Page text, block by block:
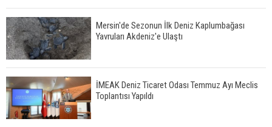
Mersin'de Sezonun İlk Deniz Kaplumbağası
Yavruları Akdeniz'e Ulaştı
İMEAK Deniz Ticaret Odası Temmuz Ayı Meclis
Toplantısı Yapıldı